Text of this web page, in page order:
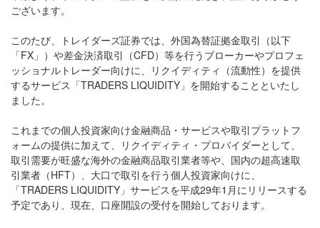
ございます。
このたび、トレイダーズ証券では、外国為替証拠金取引（以下
「FX」）や差金決済取引（CFD）等を行うブローカーやプロフェ
ッショナルトレーダー向けに、リクイディティ（流動性）を提供
するサービス「TRADERS LIQUIDITY」を開始することといたし
ました。
これまでの個人投資家向け金融商品・サービスや取引プラットフ
ォームの提供に加えて、リクイディティ・プロバイダーとして、
取引需要が旺盛な海外の金融商品取引業者等や、国内の超高速取
引業者（HFT）、大口で取引を行う個人投資家向けに、
「TRADERS LIQUIDITY」サービスを平成29年1月にリリースする
予定であり、現在、口座開設の受付を開始しております。